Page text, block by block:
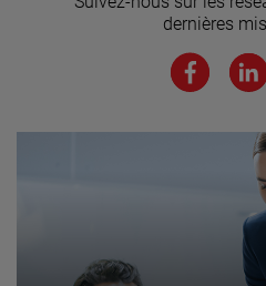
plus.
dernières